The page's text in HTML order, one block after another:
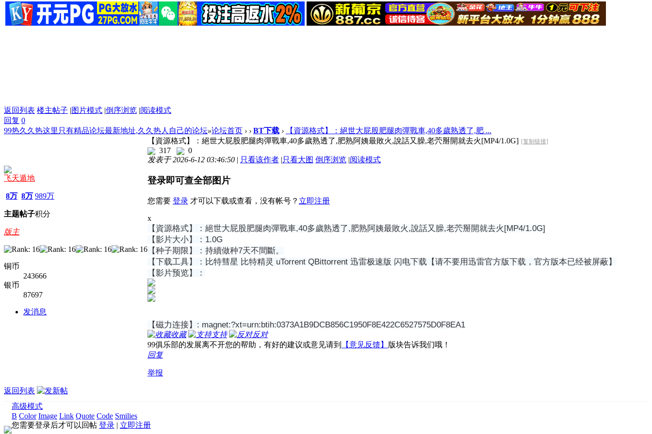
返回列表 楼主帖子 |图片模式 |倒序浏览 |阅读模式
回复 0
99热久久热这里只有精品论坛最新地址,久久热人自己的论坛»论坛首页 › › BT下载 › 【資源格式】：絕世大屁股肥腿肉彈戰車,40多歲熟透了,肥 ...
飞天遁地
8万
主题
8万
帖子
989万
积分
版主
铜币
243666
银币
87697
发消息
【資源格式】：絕世大屁股肥腿肉彈戰車,40多歲熟透了,肥熟阿姨最敗火,說話又臊,老茓掰開就去火[MP4/1.0G] [复制链接]
317
0
发表于 2026-6-12 03:46:50 | 只看该作者 |只看大图 倒序浏览 |阅读模式
登录即可查全部图片
您需要 登录 才可以下载或查看，没有帐号？ 立即注册
x
【資源格式】：絕世大屁股肥腿肉彈戰車,40多歲熟透了,肥熟阿姨最敗火,說話又臊,老茓掰開就去火[MP4/1.0G]
【影片大小】：1.0G
【种子期限】：持續做种7天不間斷。
【下载工具】：比特彗星 比特精灵 uTorrent QBittorrent 迅雷极速版 闪电下载【请不要用迅雷官方版下载，官方版本已经被屏蔽】
【影片预览】：
【磁力连接】: magnet:?xt=urn:btih:0373A1B9DCB856C1950F8E422C6527575D0F8EA1
收藏 支持
反对
99俱乐部的发展离不开您的帮助，有好的建议或意见请到
【意见反馈】 版块告诉我们哦！
回复
举报
返回列表
高级模式
B Color Image Link Quote Code Smilies
您需要登录后才可以回帖 登录 | 立即注册